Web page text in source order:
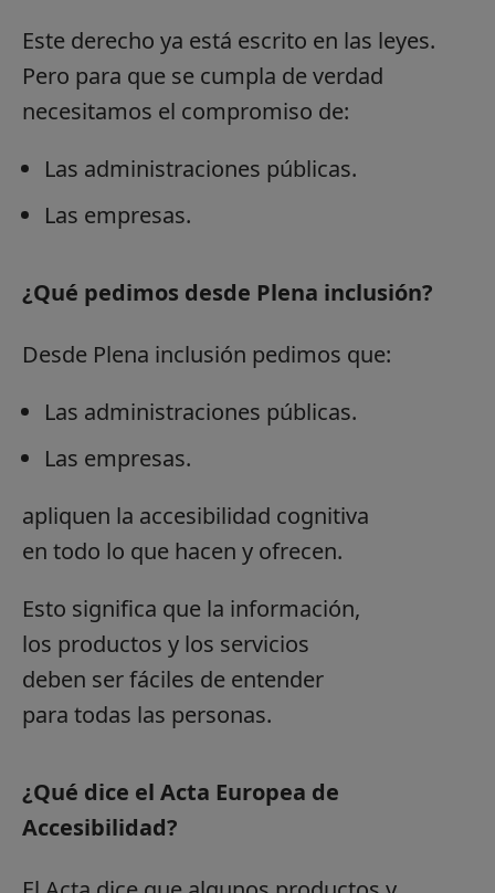
Este derecho ya está escrito en las leyes.
Pero para que se cumpla de verdad
necesitamos el compromiso de:
Las administraciones públicas.
Las empresas.
¿Qué pedimos desde Plena inclusión?
Desde Plena inclusión pedimos que:
Las administraciones públicas.
Las empresas.
apliquen la accesibilidad cognitiva
en todo lo que hacen y ofrecen.
Esto significa que la información,
los productos y los servicios
deben ser fáciles de entender
para todas las personas.
¿Qué dice el Acta Europea de
Accesibilidad?